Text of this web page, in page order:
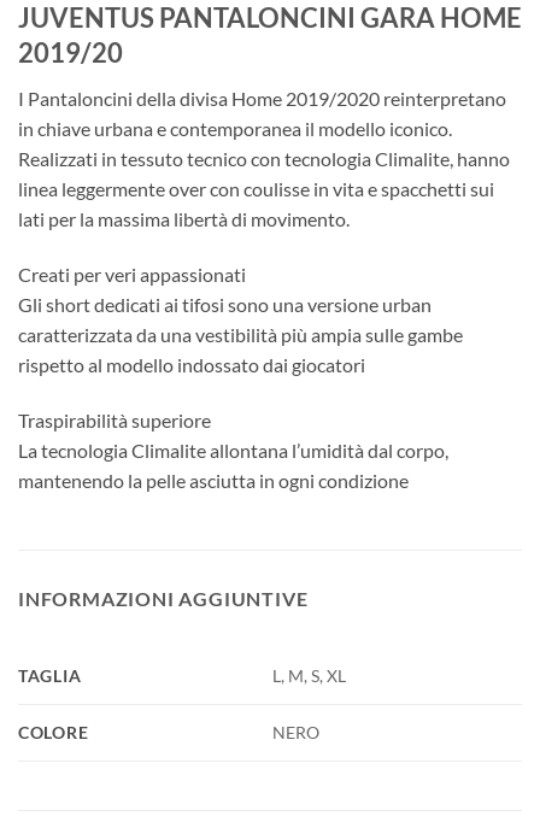
JUVENTUS PANTALONCINI GARA HOME
2019/20
I Pantaloncini della divisa Home 2019/2020 reinterpretano
in chiave urbana e contemporanea il modello iconico.
Realizzati in tessuto tecnico con tecnologia Climalite, hanno
linea leggermente over con coulisse in vita e spacchetti sui
lati per la massima libertà di movimento.
Creati per veri appassionati
Gli short dedicati ai tifosi sono una versione urban
caratterizzata da una vestibilità più ampia sulle gambe
rispetto al modello indossato dai giocatori
Traspirabilità superiore
La tecnologia Climalite allontana l’umidità dal corpo,
mantenendo la pelle asciutta in ogni condizione
INFORMAZIONI AGGIUNTIVE
TAGLIA L, M, S, XL
COLORE NERO